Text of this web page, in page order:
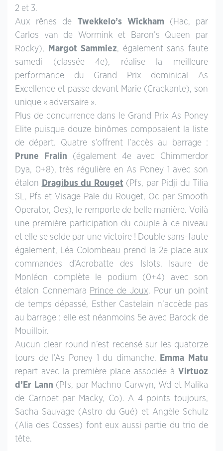
2 et 3.
Aux rênes de Twekkelo’s Wickham (Hac, par
Carlos van de Wormink et Baron’s Queen par
Rocky),
Margot Sammiez, également sans faute
samedi (classée 4e), réalise la meilleure
performance du Grand Prix dominical As
Excellence et passe devant Marie (Crackante), son
unique « adversaire ».
Plus de concurrence dans le Grand Prix As Poney
Elite puisque douze binômes composaient la liste
de départ. Quatre s’offrent l’accès au barrage :
Prune Fralin (également 4e avec Chimmerdor
Dya, 0+8), très régulière en As Poney 1 avec son
étalon
Dragibus du Rouget (Pfs, par Pidji du Tilia
SL, Pfs et Visage Pale du Rouget, Oc par Smooth
Operator, Oes), le remporte de belle manière. Voilà
une première participation du couple à ce niveau
et elle se solde par une victoire ! Double sans-faute
également, Léa Colombeau prend la 2e place aux
commandes d’Acrobatte des Islots. Isaure de
Monléon complète le podium (0+4) avec son
étalon Connemara Prince de Joux. Pour un point
de temps dépassé, Esther Castelain n’accède pas
au barrage : elle est néanmoins 5e avec Barock de
Mouilloir.
Aucun clear round n’est recensé sur les quatorze
tours de l’As Poney 1 du dimanche.
Emma Matu
repart avec la première place associée à Virtuoz
d’Er Lann (Pfs, par Machno Carwyn, Wd et Malika
de Carnoet par Macky, Co). A 4 points toujours,
Sacha Sauvage (Astro du Gué) et Angèle Schulz
(Alia des Cosses) font eux aussi partie du trio de
tête.